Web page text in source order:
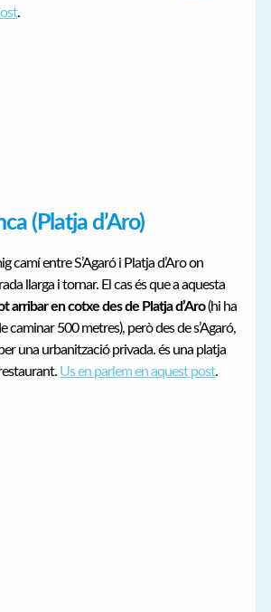
.
(Platja d’Aro)
camí entre S’Agaró i Platja d’Aro on
llarga i tornar. El cas és que a aquesta
arribar en cotxe des de Platja d’Aro(hi ha
caminar 500 metres), però des de s’Agaró,
una urbanització privada. és una platja
Us en parlem en aquest post.